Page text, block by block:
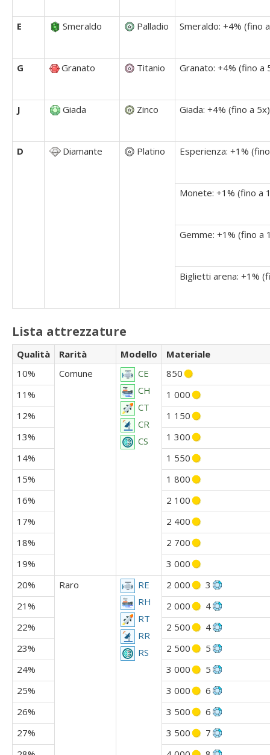
E Smeraldo Palladio Smeraldo: +4% (fino
G Granato Titanio Granato: +4% (fino a
J Giada Zinco Giada: +4% (fino a 5x)
D Diamante Platino Esperienza: +1%
Monete: +1% (fino a
Gemme: +1% (fino a
Biglietti arena: +1%
Lista attrezzature
Qualità Rarità Modello
Materiale
10%
Comune
CE
CH
CT
CR
CS
850
11%
1 000
12%
1 150
13%
1 300
14%
1 550
15%
1 800
16%
2 100
17%
2 400
18%
2 700
19%
3 000
20%
Raro
RE
RH
RT
RR
RS
2 000
3
21%
2 000
4
22%
2 500
4
23%
2 500
5
24%
3 000
5
25%
3 000
6
26%
3 500
6
27%
3 500
7